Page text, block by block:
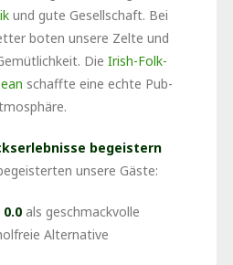
und gute Gesellschaft. Bei
boten unsere Zelte und
Die Irish-Folk-
schaffte eine echte Pub-
begeistern
unsere Gäste:
als geschmackvolle
Alternative